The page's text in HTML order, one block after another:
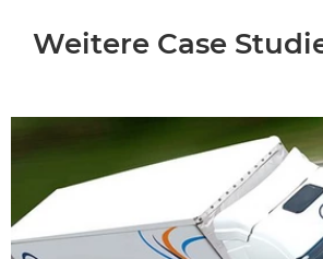
Weitere Case